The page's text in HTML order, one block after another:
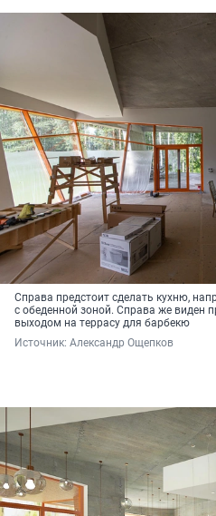
Справа предстоит сделать кухню,
с обеденной зоной. Справа же виден
выходом на террасу для барбекю
Источник: Александр Ощепков